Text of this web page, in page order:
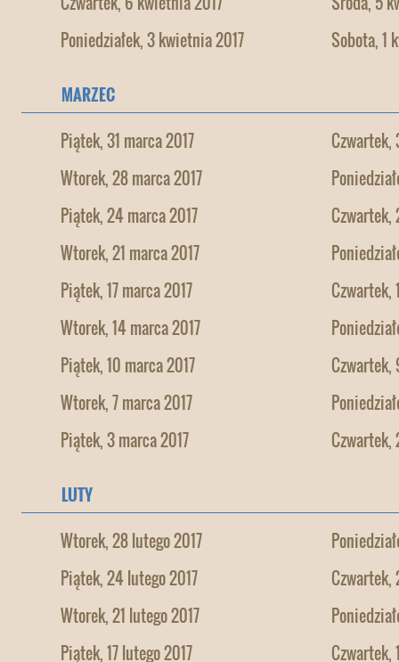
Poniedziałek, 3 kwietnia 2017
Sobota, 1
MARZEC
Piątek, 31 marca 2017
Czwartek,
Wtorek, 28 marca 2017
Piątek, 24 marca 2017
Czwartek,
Wtorek, 21 marca 2017
Piątek, 17 marca 2017
Czwartek,
Wtorek, 14 marca 2017
Piątek, 10 marca 2017
Czwartek,
Wtorek, 7 marca 2017
Piątek, 3 marca 2017
Czwartek,
LUTY
Wtorek, 28 lutego 2017
Piątek, 24 lutego 2017
Czwartek,
Wtorek, 21 lutego 2017
Piątek, 17 lutego 2017
Czwartek,